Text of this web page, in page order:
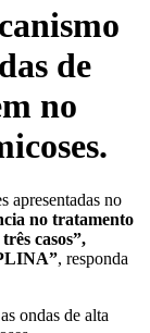
de
no
apresentadas no
no tratamento
casos​”,
, responda
ondas de alta